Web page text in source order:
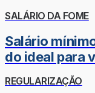
SALÁRIO DA FOME
Salário
do ideal para
REGULARIZAÇÃO